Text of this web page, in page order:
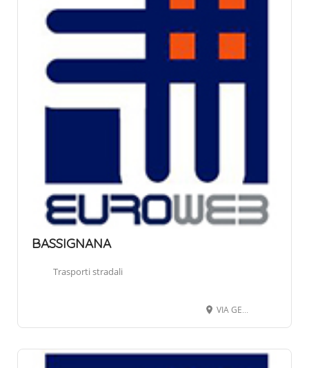
BASSIGNANA
Trasporti stradali
VIA GENERALE MARTINENGO 100, 12063 DOGLIANI CN